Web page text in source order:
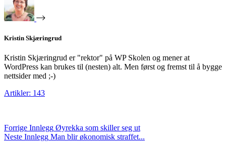
Kristin Skjæringrud
Kristin Skjæringrud er "rektor" på WP Skolen og mener at
WordPress kan brukes til (nesten) alt. Men først og fremst til å bygge
nettsider med ;-)
Artikler: 143
Forrige Innlegg Øyrekka som skiller seg ut
Neste Innlegg Man blir økonomisk straffet...